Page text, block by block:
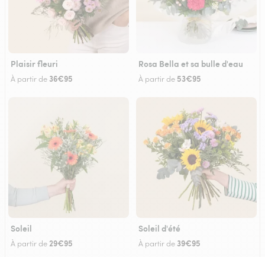
Plaisir fleuri
À partir de 36€95
Rosa Bella et sa bulle d'eau
À partir de 53€95
Soleil
À partir de29€95
Soleil d'été
À partir de 39€95